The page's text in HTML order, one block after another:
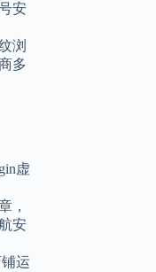
安
浏
多
虚
，
安
运